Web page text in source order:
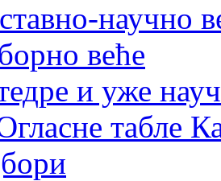
научно
веће
и уже
табле